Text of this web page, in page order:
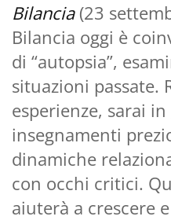
Bilancia(23
Bilancia oggi è
di “autopsia”,
situazioni passate.
esperienze, sarai
insegnamenti
dinamiche
con occhi critici.
aiuterà a crescere